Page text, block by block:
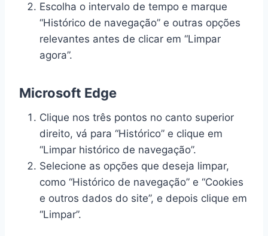
Escolha o intervalo de tempo e marque
“Histórico de navegação” e outras opções
relevantes antes de clicar em “Limpar
agora”.
Microsoft Edge
Clique nos três pontos no canto superior
direito, vá para “Histórico” e clique em
“Limpar histórico de navegação”.
Selecione as opções que deseja limpar,
como “Histórico de navegação” e “Cookies
e outros dados do site”, e depois clique em
“Limpar”.